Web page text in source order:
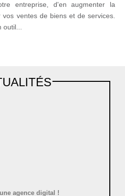
entreprise, d'en augmenter la
ventes de biens et de services.
outil...
agence digital !